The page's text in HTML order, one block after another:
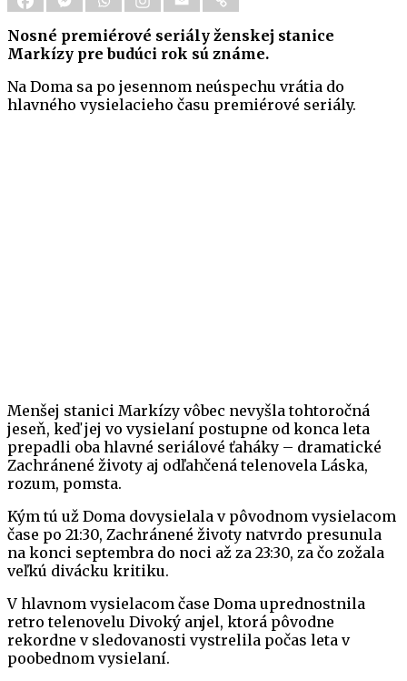
Nosné premiérové seriály ženskej stanice
Markízy pre budúci rok sú známe.
Na Doma sa po jesennom neúspechu vrátia do
hlavného vysielacieho času premiérové seriály.
Menšej stanici Markízy vôbec nevyšla tohtoročná
jeseň, keď jej vo vysielaní postupne od konca leta
prepadli oba hlavné seriálové ťaháky – dramatické
Zachránené životy aj odľahčená telenovela Láska,
rozum, pomsta.
Kým tú už Doma dovysielala v pôvodnom vysielacom
čase po 21:30, Zachránené životy natvrdo presunula
na konci septembra do noci až za 23:30, za čo zožala
veľkú divácku kritiku.
V hlavnom vysielacom čase Doma uprednostnila
retro telenovelu Divoký anjel, ktorá pôvodne
rekordne v sledovanosti vystrelila počas leta v
poobednom vysielaní.